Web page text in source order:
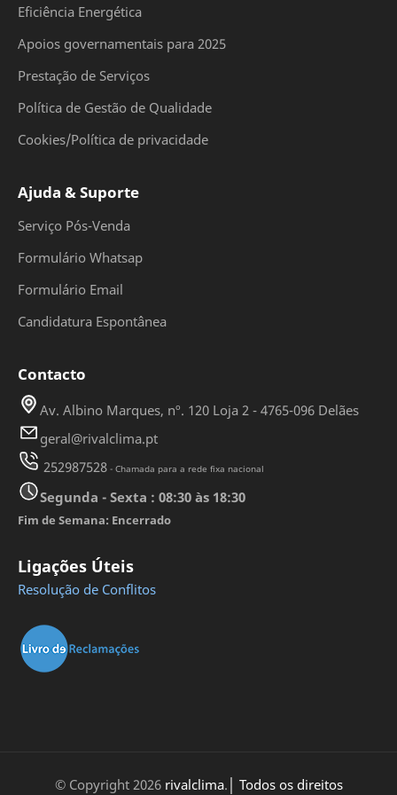
Eficiência Energética
Apoios governamentais para 2025
Prestação de Serviços
Política de Gestão de Qualidade
Cookies/Política de privacidade
Ajuda & Suporte
Serviço Pós-Venda
Formulário Whatsap
Formulário Email
Candidatura Espontânea
Contacto
Av. Albino Marques, nº. 120 Loja 2 - 4765-096 Delães
geral@rivalclima.pt
252987528 - Chamada para a rede fixa nacional
Segunda - Sexta : 08:30 às 18:30
Fim de Semana: Encerrado
Ligações Úteis
Resolução de Conflitos
© Copyright 2026 rivalclima. │ Todos os direitos